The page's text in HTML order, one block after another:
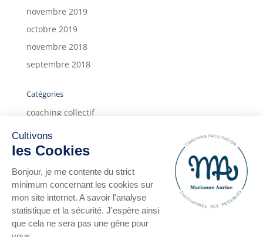
novembre 2019
octobre 2019
novembre 2018
septembre 2018
Catégories
coaching collectif
coaching individuel
deux ans
Infos
témoignages
témoignages clients
Cultivons
les Cookies
Bonjour, je me contente du strict
minimum concernant les cookies sur
mon site internet. A savoir l'analyse
statistique et la sécurité. J'espère ainsi
que cela ne sera pas une gêne pour